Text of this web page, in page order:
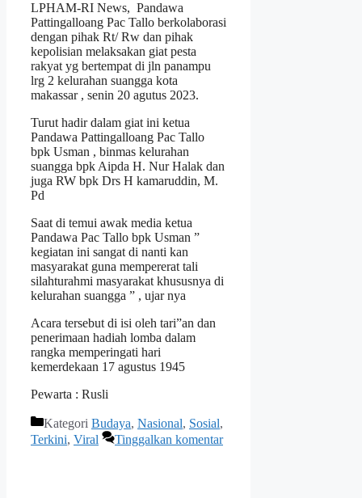
LPHAM-RI News, Pandawa
Pattingalloang Pac Tallo berkolaborasi
dengan pihak Rt/ Rw dan pihak
kepolisian melaksakan giat pesta
rakyat yg bertempat di jln panampu
lrg 2 kelurahan suangga kota
makassar , senin 20 agutus 2023.
Turut hadir dalam giat ini ketua
Pandawa Pattingalloang Pac Tallo
bpk Usman , binmas kelurahan
suangga bpk Aipda H. Nur Halak dan
juga RW bpk Drs H kamaruddin, M.
Pd
Saat di temui awak media ketua
Pandawa Pac Tallo bpk Usman ”
kegiatan ini sangat di nanti kan
masyarakat guna mempererat tali
silahturahmi masyarakat khususnya di
kelurahan suangga ” , ujar nya
Acara tersebut di isi oleh tari”an dan
penerimaan hadiah lomba dalam
rangka memperingati hari
kemerdekaan 17 agustus 1945
Pewarta : Rusli
Kategori Budaya, Nasional, Sosial,
Terkini, Viral Tinggalkan komentar